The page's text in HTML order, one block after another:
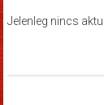
Jelenleg nincs